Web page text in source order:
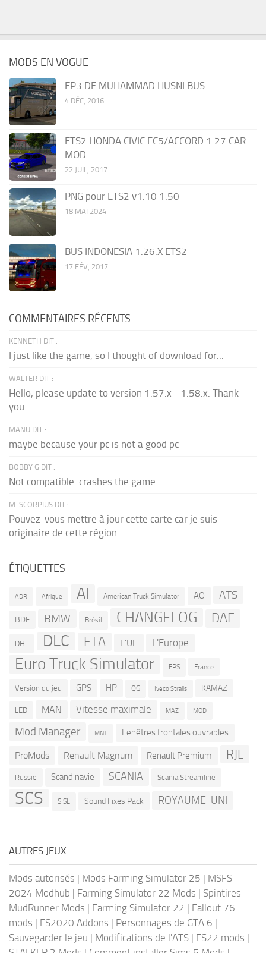
MODS EN VOGUE
EP3 DE MUHAMMAD HUSNI BUS
4 DÉC, 2016
ETS2 HONDA CIVIC FC5/ACCORD 1.27 CAR
MOD
22 JUIL, 2017
PNG pour ETS2 v1.10 1.50
18 MAI 2024
BUS INDONESIA 1.26.X ETS2
17 FÉV, 2017
COMMENTAIRES RÉCENTS
KENNETH DIT :
I just like the game, so I thought of download for...
WALTER DIT :
Hello, please update to version 1.57.x - 1.58.x. Thank
you.
MANU DIT :
maybe because your pc is not a good pc
BOBBY G DIT :
Not compatible: crashes the game
M. SCORPIUS DIT :
Pouvez-vous mettre à jour cette carte car je suis
originaire de cette région...
ÉTIQUETTES
ADR Afrique AI American Truck Simulator AO ATS
BDF BMW Brésil CHANGELOG DAF
DHL DLC FTA L'UE L'Europe
Euro Truck Simulator FPS France
Version du jeu GPS HP QG Iveco Stralis KAMAZ
LED MAN Vitesse maximale MAZ MOD
Mod Manager MNT Fenêtres frontales ouvrables
ProMods Renault Magnum Renault Premium RJL
Russie Scandinavie SCANIA Scania Streamline
SCS SISL Sound Fixes Pack ROYAUME-UNI
AUTRES JEUX
Mods autorisés | Mods Farming Simulator 25 | MSFS
2024 Modhub | Farming Simulator 22 Mods | Spintires
MudRunner Mods | Farming Simulator 22 | Fallout 76
mods | FS2020 Addons | Personnages de GTA 6 |
Sauvegarder le jeu | Modifications de l'ATS | FS22 mods |